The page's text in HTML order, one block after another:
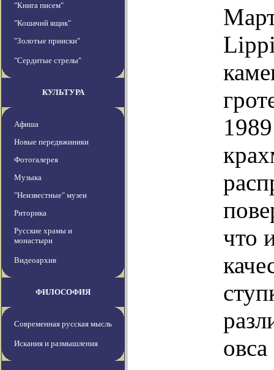
"Книга писем"
"Кошачий ящик"
"Золотые прииски"
"Сердитые стрелы"
КУЛЬТУРА
Афиша
Новые передвжиники
Фотогалерея
Музыка
"Неизвестные" музеи
Риторика
Русские храмы и
монастыри
Видеоархив
ФИЛОСОФИЯ
Современная русская мысль
Искания и размышления
что